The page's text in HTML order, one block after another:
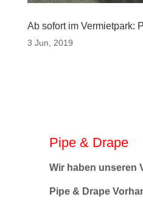
Ab sofort im Vermietpark:
3 Jun, 2019
Pipe & Drape
Wir haben unseren
Pipe & Drape